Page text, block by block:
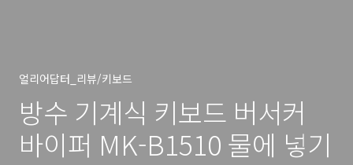
얼리어답터_리뷰/키보드
방수 기계식 키보드 버서커
바이퍼 MK-B1510 물에 넣기